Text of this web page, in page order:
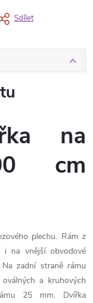
Sdílet
na
cm
plechu. Rám z
i na vnější obvodové
zadní straně rámu
a kruhových
25 mm. Dvířka